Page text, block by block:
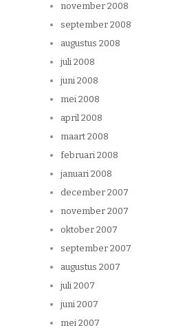
november 2008
september 2008
augustus 2008
juli 2008
juni 2008
mei 2008
april 2008
maart 2008
februari 2008
januari 2008
december 2007
november 2007
oktober 2007
september 2007
augustus 2007
juli 2007
juni 2007
mei 2007